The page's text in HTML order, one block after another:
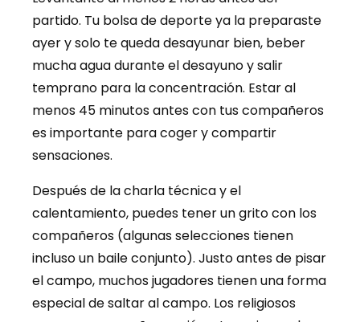
partido. Tu bolsa de deporte ya la preparaste
ayer y solo te queda desayunar bien, beber
mucha agua durante el desayuno y salir
temprano para la concentración. Estar al
menos 45 minutos antes con tus compañeros
es importante para coger y compartir
sensaciones.
Después de la charla técnica y el
calentamiento, puedes tener un grito con los
compañeros (algunas selecciones tienen
incluso un baile conjunto). Justo antes de pisar
el campo, muchos jugadores tienen una forma
especial de saltar al campo. Los religiosos